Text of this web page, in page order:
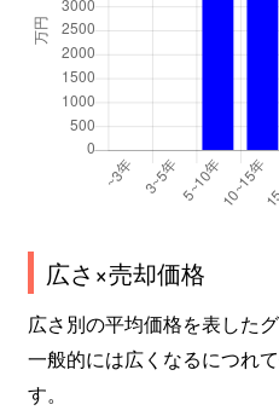
広さ×売却価格
広さ別の平均価格を表したグ
一般的には広くなるにつれ
す。